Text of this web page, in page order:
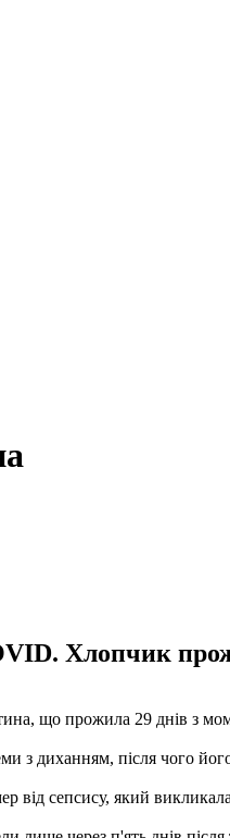
Хлопчик
що прожила 29 днів з
з диханням, після чого
від сепсису, який